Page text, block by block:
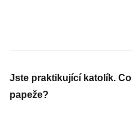
Jste praktikující katolík.
papeže?